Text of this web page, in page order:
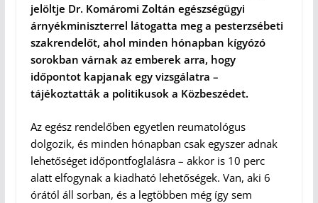
jelöltje Dr. Komáromi Zoltán egészségügyi
árnyékminiszterrel látogatta meg a pesterzsébeti
szakrendelőt, ahol minden hónapban kígyózó
sorokban várnak az emberek arra, hogy
időpontot kapjanak egy vizsgálatra –
tájékoztatták a politikusok a Közbeszédet.
Az egész rendelőben egyetlen reumatológus
dolgozik, és minden hónapban csak egyszer adnak
lehetőséget időpontfoglalásra – akkor is 10 perc
alatt elfogynak a kiadható lehetőségek. Van, aki 6
órától áll sorban, és a legtöbben még így sem